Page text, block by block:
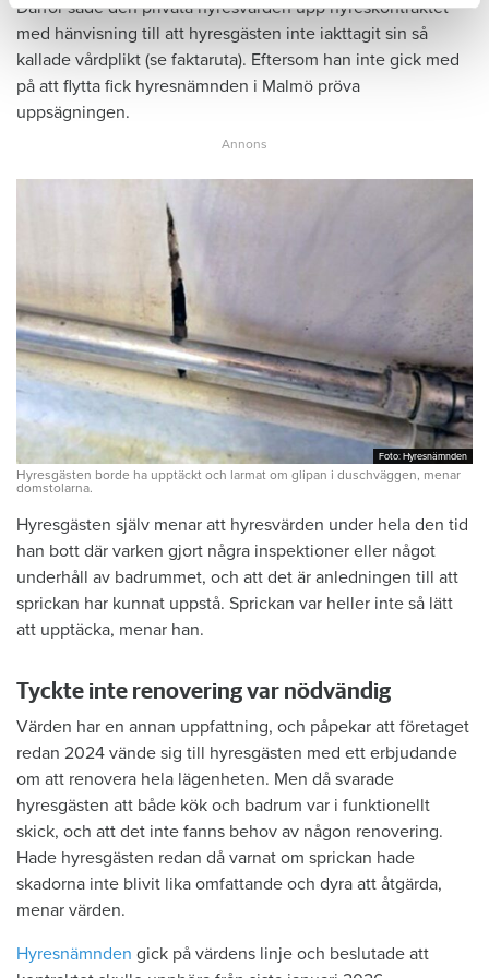
Därför sade den privata hyresvärden upp hyreskontraktet
med hänvisning till att hyresgästen inte iakttagit sin så
kallade vårdplikt (se faktaruta). Eftersom han inte gick med
på att flytta fick hyresnämnden i Malmö pröva
uppsägningen.
Foto: Hyresnämnden
Foto: Hyresnämnden
Hyresgästen borde ha upptäckt och larmat om glipan i duschväggen, menar
domstolarna.
Hyresgästen själv menar att hyresvärden under hela den tid
han bott där varken gjort några inspektioner eller något
underhåll av badrummet, och att det är anledningen till att
sprickan har kunnat uppstå. Sprickan var heller inte så lätt
att upptäcka, menar han.
Tyckte inte renovering var nödvändig
Värden har en annan uppfattning, och påpekar att företaget
redan 2024 vände sig till hyresgästen med ett erbjudande
om att renovera hela lägenheten. Men då svarade
hyresgästen att både kök och badrum var i funktionellt
skick, och att det inte fanns behov av någon renovering.
Hade hyresgästen redan då varnat om sprickan hade
skadorna inte blivit lika omfattande och dyra att åtgärda,
menar värden.
Hyresnämnden gick på värdens linje och beslutade att